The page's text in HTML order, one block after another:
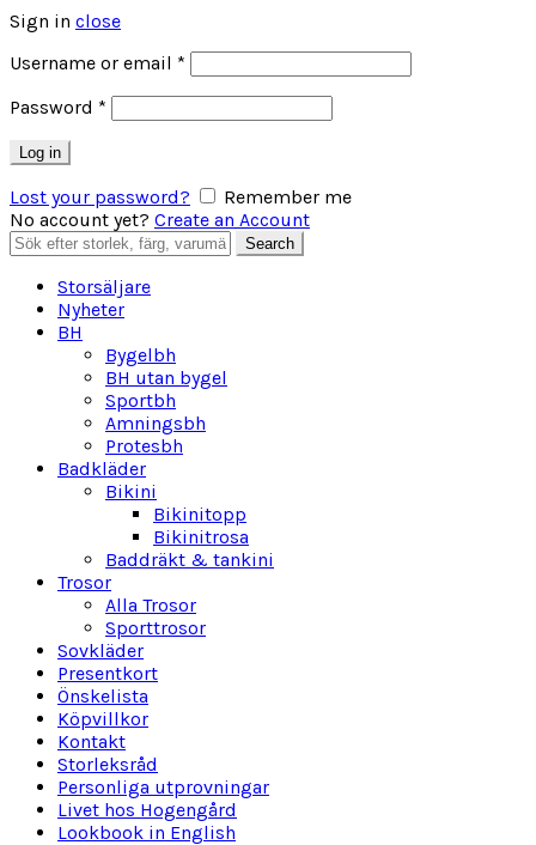
Sign in close
Username or email *
Password *
Log in
Lost your password?
Remember me
No account yet? Create an Account
Search
for:
Search
Storsäljare
Nyheter
BH
Bygelbh
BH utan bygel
Sportbh
Amningsbh
Protesbh
Badkläder
Bikini
Bikinitopp
Bikinitrosa
Baddräkt & tankini
Trosor
Alla Trosor
Sporttrosor
Sovkläder
Presentkort
Önskelista
Köpvillkor
Kontakt
Storleksråd
Personliga utprovningar
Livet hos Hogengård
Lookbook in English